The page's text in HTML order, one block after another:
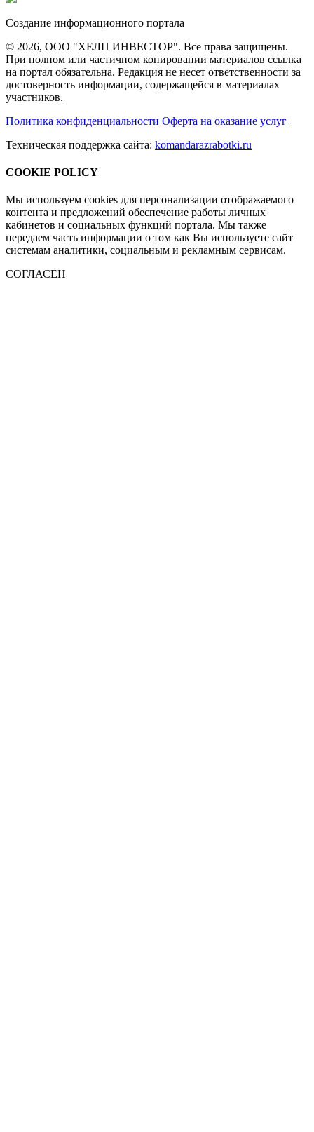
Создание информационного портала
© 2026, ООО "ХЕЛП ИНВЕСТОР". Все права защищены.
При полном или частичном копировании материалов ссылка
на портал обязательна. Редакция не несет ответственности за
достоверность информации, содержащейся в материалах
участников.
Политика конфиденциальности Оферта на оказание услуг
Техническая поддержка сайта: komandarazrabotki.ru
COOKIE POLICY
Мы используем cookies для персонализации отображаемого
контента и предложений обеспечение работы личных
кабинетов и социальных функций портала. Мы также
передаем часть информации о том как Вы используете сайт
системам аналитики, социальным и рекламным сервисам.
СОГЛАСЕН